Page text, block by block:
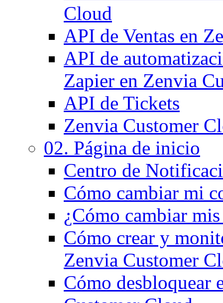
Cloud
API de Ventas en
API de
Zapier en Zenvia
API de Tickets
Zenvia Customer
02. Página de inicio
Centro de
Cómo cambiar mi
¿Cómo cambiar
Cómo crear y
Zenvia Customer
Cómo desbloquear